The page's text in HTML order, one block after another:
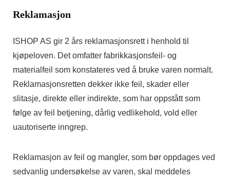
Reklamasjon
ISHOP AS gir 2 års reklamasjonsrett i henhold til
kjøpeloven. Det omfatter fabrikkasjonsfeil- og
materialfeil som konstateres ved å bruke varen normalt.
Reklamasjonsretten dekker ikke feil, skader eller
slitasje, direkte eller indirekte, som har oppstått som
følge av feil betjening, dårlig vedlikehold, vold eller
uautoriserte inngrep.
Reklamasjon av feil og mangler, som bør oppdages ved
sedvanlig undersøkelse av varen, skal meddeles